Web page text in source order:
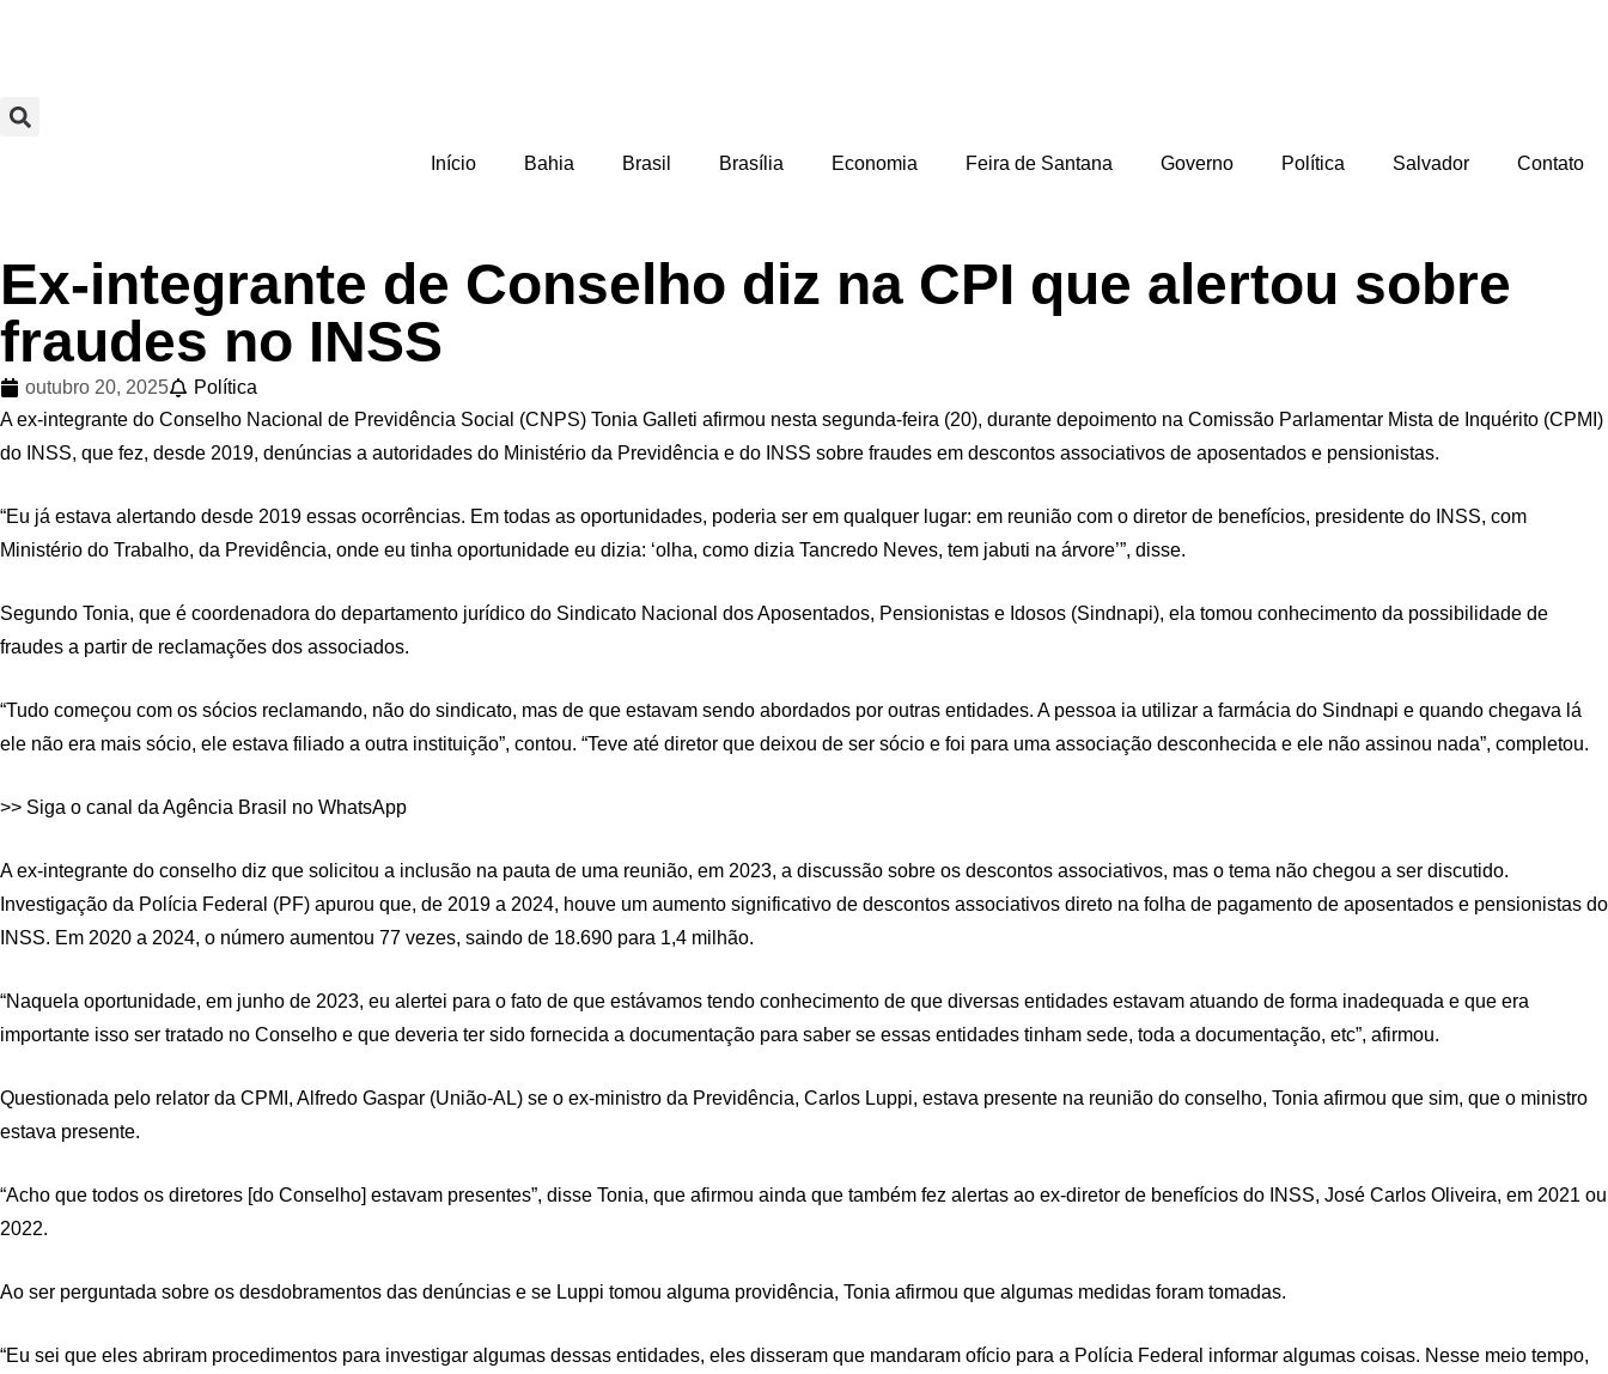
Início Bahia Brasil Brasília Economia Feira de Santana Governo Política Salvador Contato
Ex-integrante de Conselho diz na CPI que alertou sobre
fraudes no INSS
outubro 20, 2025
Política
A ex-integrante do Conselho Nacional de Previdência Social (CNPS) Tonia Galleti afirmou nesta segunda-feira (20), durante depoimento na Comissão Parlamentar Mista de Inquérito (CPMI)
do INSS, que fez, desde 2019, denúncias a autoridades do Ministério da Previdência e do INSS sobre fraudes em descontos associativos de aposentados e pensionistas.
“Eu já estava alertando desde 2019 essas ocorrências. Em todas as oportunidades, poderia ser em qualquer lugar: em reunião com o diretor de benefícios, presidente do INSS, com
Ministério do Trabalho, da Previdência, onde eu tinha oportunidade eu dizia: ‘olha, como dizia Tancredo Neves, tem jabuti na árvore’”, disse.
Segundo Tonia, que é coordenadora do departamento jurídico do Sindicato Nacional dos Aposentados, Pensionistas e Idosos (Sindnapi), ela tomou conhecimento da possibilidade de
fraudes a partir de reclamações dos associados.
“Tudo começou com os sócios reclamando, não do sindicato, mas de que estavam sendo abordados por outras entidades. A pessoa ia utilizar a farmácia do Sindnapi e quando chegava lá
ele não era mais sócio, ele estava filiado a outra instituição”, contou. “Teve até diretor que deixou de ser sócio e foi para uma associação desconhecida e ele não assinou nada”, completou.
>> Siga o canal da Agência Brasil no WhatsApp
A ex-integrante do conselho diz que solicitou a inclusão na pauta de uma reunião, em 2023, a discussão sobre os descontos associativos, mas o tema não chegou a ser discutido.
Investigação da Polícia Federal (PF) apurou que, de 2019 a 2024, houve um aumento significativo de descontos associativos direto na folha de pagamento de aposentados e pensionistas do
INSS. Em 2020 a 2024, o número aumentou 77 vezes, saindo de 18.690 para 1,4 milhão.
“Naquela oportunidade, em junho de 2023, eu alertei para o fato de que estávamos tendo conhecimento de que diversas entidades estavam atuando de forma inadequada e que era
importante isso ser tratado no Conselho e que deveria ter sido fornecida a documentação para saber se essas entidades tinham sede, toda a documentação, etc”, afirmou.
Questionada pelo relator da CPMI, Alfredo Gaspar (União-AL) se o ex-ministro da Previdência, Carlos Luppi, estava presente na reunião do conselho, Tonia afirmou que sim, que o ministro
estava presente.
“Acho que todos os diretores [do Conselho] estavam presentes”, disse Tonia, que afirmou ainda que também fez alertas ao ex-diretor de benefícios do INSS, José Carlos Oliveira, em 2021 ou
2022.
Ao ser perguntada sobre os desdobramentos das denúncias e se Luppi tomou alguma providência, Tonia afirmou que algumas medidas foram tomadas.
“Eu sei que eles abriram procedimentos para investigar algumas dessas entidades, eles disseram que mandaram ofício para a Polícia Federal informar algumas coisas. Nesse meio tempo,